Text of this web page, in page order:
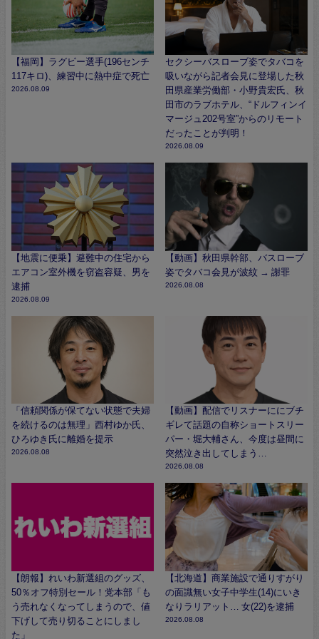
【福岡】ラグビー選手(196センチ
117キロ)、練習中に熱中症で死亡
2026.08.09
セクシーバスローブ姿でタバコを
吸いながら記者会見に登場した秋
田県産業労働部・小野貴宏氏、秋
田市のラブホテル、“ドルフィンイ
マージュ202号室”からのリモート
だったことが判明！
2026.08.09
【地震に便乗】避難中の住宅から
エアコン室外機を窃盗容疑、男を
逮捕
2026.08.09
【動画】秋田県幹部、バスローブ
姿でタバコ会見が波紋 → 謝罪
2026.08.08
「信頼関係が保てない状態で夫婦
を続けるのは無理」西村ゆか氏、
ひろゆき氏に離婚を提示
2026.08.08
【動画】配信でリスナーににブチ
ギレて話題の自称ショートスリー
パー・堀大輔さん、今度は昼間に
突然泣き出してしまう…
2026.08.08
【朗報】れいわ新選組のグッズ、
50％オフ特別セール！党本部「も
う売れなくなってしまうので、値
下げして売り切ることにしまし
た」
【北海道】商業施設で通りすがり
の面識無い女子中学生(14)にいき
なりラリアット… 女(22)を逮捕
2026.08.08